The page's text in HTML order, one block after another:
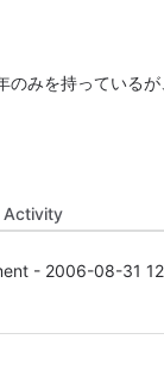
のみを持っている
Activity
- 2006-08-31